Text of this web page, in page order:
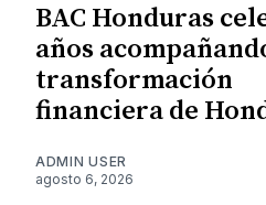
BAC Honduras
años
transformación
financiera de
ADMIN USER
agosto 6, 2026